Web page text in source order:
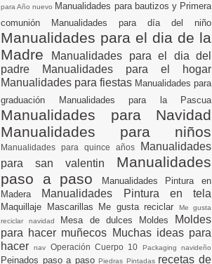
para Año nuevo Manualidades para bautizos y Primera
comunión Manualidades para día del niño
Manualidades para el dia de la
Madre
Manualidades para el dia del
padre
Manualidades para el hogar
Manualidades para fiestas Manualidades para
graduación Manualidades para la Pascua
Manualidades para Navidad
Manualidades para niños
Manualidades para quince años
Manualidades
para san valentin Manualidades
paso a paso
Manualidades Pintura en
Madera
Manualidades Pintura en tela
Maquillaje Mascarillas Me gusta reciclar
Me gusta
reciclar navidad Mesa de dulces Moldes
Moldes
para hacer muñecos Muchas ideas para
hacernav Operación Cuerpo 10 Packaging navideño
Peinados paso a pasoPiedras Pintadas recetas de